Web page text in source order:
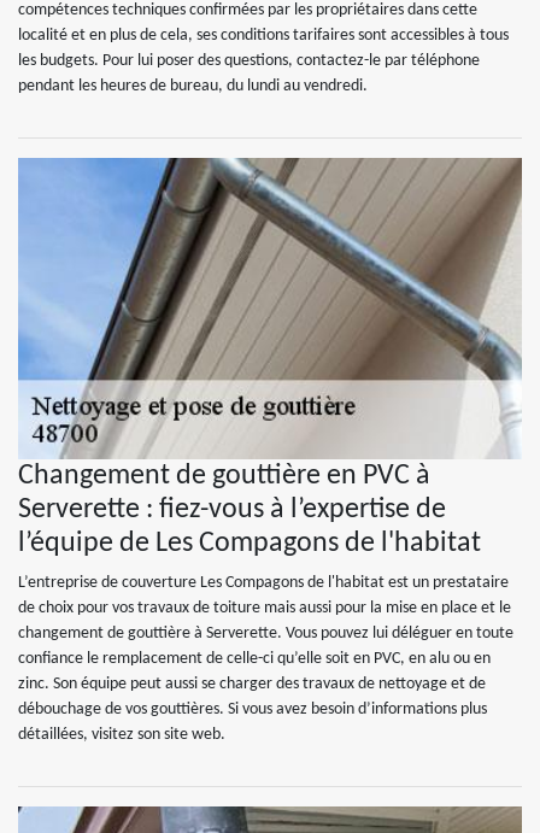
compétences techniques confirmées par les propriétaires dans cette
localité et en plus de cela, ses conditions tarifaires sont accessibles à tous
les budgets. Pour lui poser des questions, contactez-le par téléphone
pendant les heures de bureau, du lundi au vendredi.
Changement de gouttière en PVC à
Serverette : fiez-vous à l’expertise de
l’équipe de Les Compagons de l'habitat
L’entreprise de couverture Les Compagons de l'habitat est un prestataire
de choix pour vos travaux de toiture mais aussi pour la mise en place et le
changement de gouttière à Serverette. Vous pouvez lui déléguer en toute
confiance le remplacement de celle-ci qu’elle soit en PVC, en alu ou en
zinc. Son équipe peut aussi se charger des travaux de nettoyage et de
débouchage de vos gouttières. Si vous avez besoin d’informations plus
détaillées, visitez son site web.